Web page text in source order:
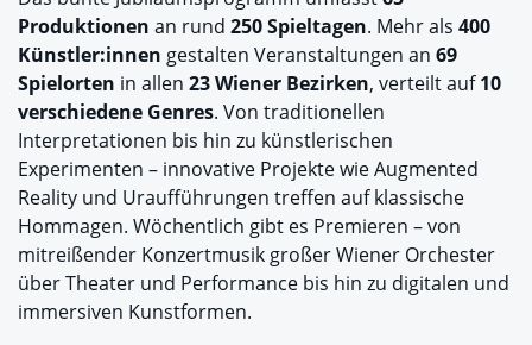
Produktionen an rund 250 Spieltagen. Mehr als 400
Künstler:innen gestalten Veranstaltungen an 69
Spielorten in allen 23 Wiener Bezirken, verteilt auf10
verschiedene Genres. Von traditionellen
Interpretationen bis hin zu künstlerischen
Experimenten – innovative Projekte wie Augmented
Reality und Uraufführungen treffen auf klassische
Hommagen. Wöchentlich gibt es Premieren – von
mitreißender Konzertmusik großer Wiener Orchester
über Theater und Performance bis hin zu digitalen und
immersiven Kunstformen.